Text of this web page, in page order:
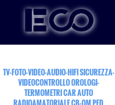
TV-FOTO-VIDEO-AUDIO-HIFI SICUREZZA-
VIDEOCONTROLLO OROLOGI-
TERMOMETRI CAR AUTO
RADIOAMATORIALE CB-OM PED